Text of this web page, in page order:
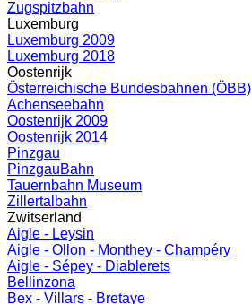
Zugspitzbahn
Luxemburg
Luxemburg 2009
Luxemburg 2018
Oostenrijk
Österreichische Bundesbahnen (ÖBB)
Achenseebahn
Oostenrijk 2009
Oostenrijk 2014
Pinzgau
PinzgauBahn
Tauernbahn Museum
Zillertalbahn
Zwitserland
Aigle - Leysin
Aigle - Ollon - Monthey - Champéry
Aigle - Sépey - Diablerets
Bellinzona
Bex - Villars - Bretaye